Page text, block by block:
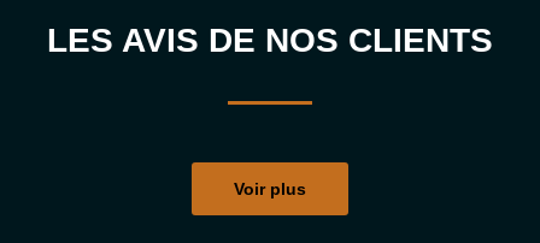
LES AVIS DE NOS CLIENTS
Voir plus